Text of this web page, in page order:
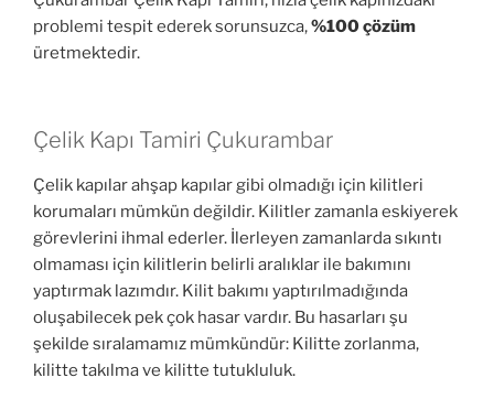
problemi tespit ederek sorunsuzca,%100 çözüm
üretmektedir.
Çelik Kapı Tamiri Çukurambar
Çelik kapılar ahşap kapılar gibi olmadığı için kilitleri
korumaları mümkün değildir. Kilitler zamanla eskiyerek
görevlerini ihmal ederler. İlerleyen zamanlarda sıkıntı
olmaması için kilitlerin belirli aralıklar ile bakımını
yaptırmak lazımdır. Kilit bakımı yaptırılmadığında
oluşabilecek pek çok hasar vardır. Bu hasarları şu
şekilde sıralamamız mümkündür: Kilitte zorlanma,
kilitte takılma ve kilitte tutukluluk.